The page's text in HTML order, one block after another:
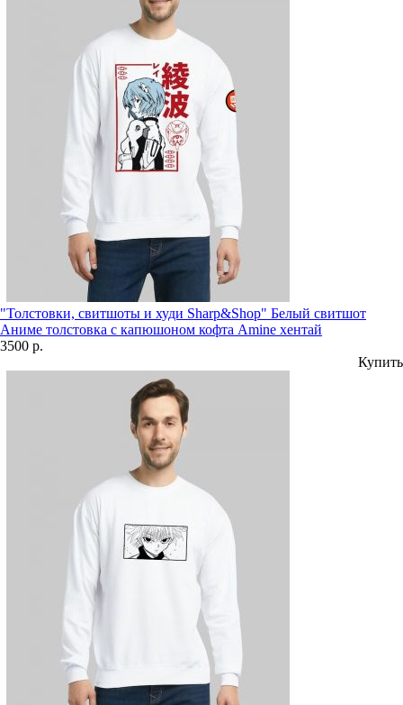
"Толстовки, свитшоты и худи Sharp&Shop" Белый свитшот
Аниме толстовка с капюшоном кофта Amine хентай
3500 р.
Купить